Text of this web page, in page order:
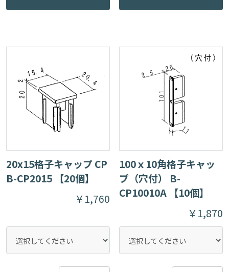
20x15格子キャップ CP
B-CP2015 【20個】
￥1,760
100ｘ10角格子キャッ
プ（穴付） B-
CP10010A 【10個】
￥1,870